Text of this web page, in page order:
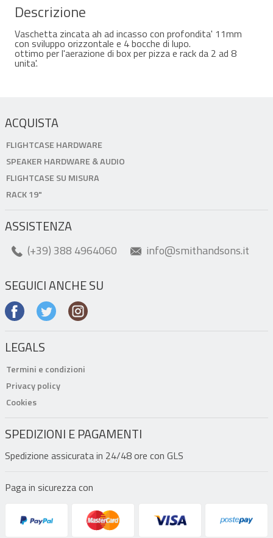
Descrizione
Vaschetta zincata ah ad incasso con profondita' 11mm
con sviluppo orizzontale e 4 bocche di lupo.
ottimo per l'aerazione di box per pizza e rack da 2 ad 8
unita'.
ACQUISTA
FLIGHTCASE HARDWARE
SPEAKER HARDWARE & AUDIO
FLIGHTCASE SU MISURA
RACK 19"
ASSISTENZA
(+39) 388 4964060 info@smithandsons.it
SEGUICI ANCHE SU
LEGALS
Termini e condizioni
Privacy policy
Cookies
SPEDIZIONI E PAGAMENTI
Spedizione assicurata in 24/48 ore con GLS
Paga in sicurezza con